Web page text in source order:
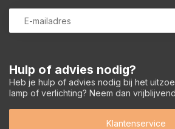
Hulp of advies nodig?
Heb je hulp of advies nodig bij het
lamp of verlichting? Neem dan
Klantenservice